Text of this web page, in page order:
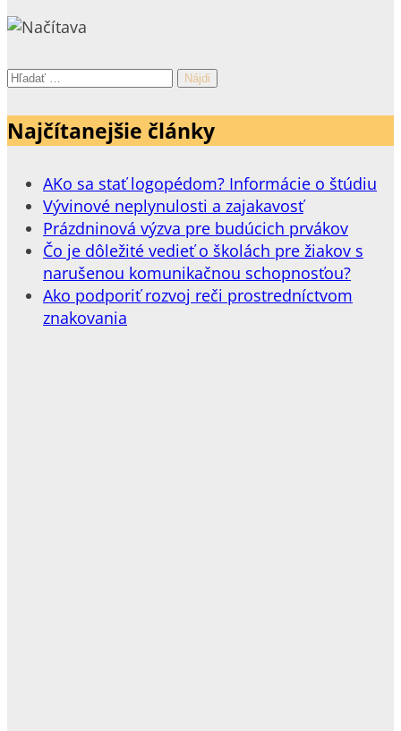
Hľadať:
Najčítanejšie články
AKo sa stať logopédom? Informácie o štúdiu
Vývinové neplynulosti a zajakavosť
Prázdninová výzva pre budúcich prvákov
Čo je dôležité vedieť o školách pre žiakov s
narušenou komunikačnou schopnosťou?
Ako podporiť rozvoj reči prostredníctvom
znakovania